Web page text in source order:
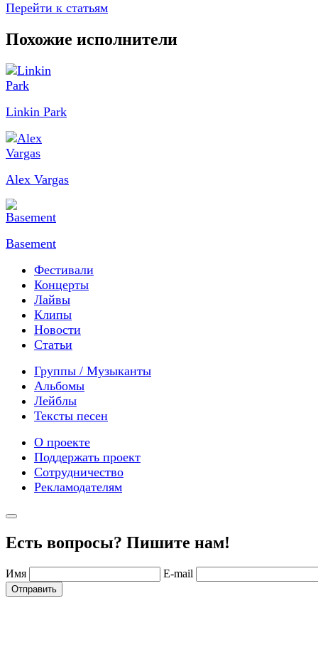
Перейти к статьям
Похожие исполнители
Linkin Park
Alex Vargas
Basement
Фестивали
Концерты
Лайвы
Клипы
Новости
Статьи
Группы / Музыканты
Альбомы
Лейблы
Тексты песен
О проекте
Поддержать проект
Сотрудничество
Рекламодателям
Есть вопросы? Пишите нам!
Имя E-mail